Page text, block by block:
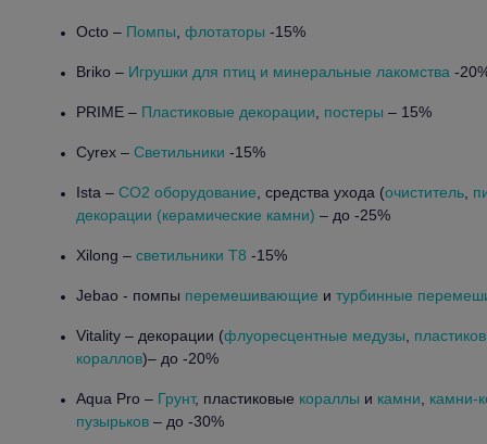
Octo – Помпы флотаторы -15%
Briko – Игрушки для птиц и минеральные лакомства -
PRIME – Пластиковые декорации постеры – 15%
Cyrex – Светильники -15%
Ista – CO2 оборудование , средства ухода (очиститель
декорации (керамические камни) – до -25%
Xilong – светильники T8 -15%
Jebao - помпы перемешивающие и турбинные
Vitality – декорации (флуоресцентные медузы
кораллов)– до -20%
Aqua Pro – Грунт, пластиковые кораллы и камни
камни-
пузырьков – до -30%